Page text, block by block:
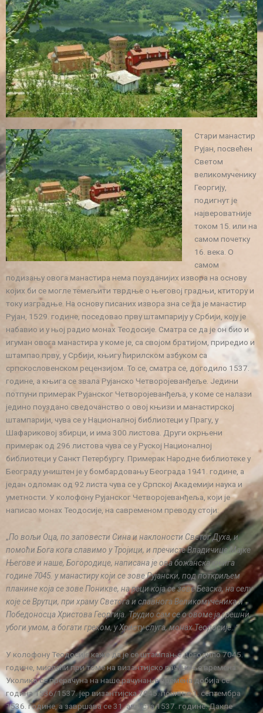
Стари манастир
Рујан, посвећен
Светом
великомученику
Георгију,
подигнут је
највероватније
током 15. или на
самом почетку
16. века. О
самом
подизању овога манастира нема поузданијих извора на основу
којих би се могле темељити тврдње о његовој градњи, ктитору и
току изградње. На основу писаних извора зна се да је манастир
Рујан, 1529. године, поседовао прву штампарију у Србији, коју је
набавио и у њој радио монах Теодосије. Сматра се да је он био и
игуман овога манастира у коме је, са својом братијом, приредио и
штампао прву, у Србији, књигу ћирилском азбуком са
српскословенском рецензијом. То се, сматра се, догодило 1537.
године, а књига се звала Рујанско Четворојеванђеље. Једини
потпуни примерак Рујанског Четворојеванђеља, у коме се налази
једино поуздано сведочанство о овој књизи и манастирској
штампарији, чува се у Националној библиотеци у Прагу, у
Шафариковој збирци, и има 300 листова. Други окрњени
примерак од 296 листова чува се у Руској Националној
библиотеци у Санкт Петербургу. Примерак Народне библиотеке у
Београду уништен је у бомбардовању Београда 1941. године, а
један одломак од 92 листа чува се у Српској Академији наука и
уметности. У колофону Рујанског Четворојеванђеља, који је
написао монах Теодосије, на савременом преводу стоји:
„По вољи Оца, по заповести Сина и наклоности Светог Духа, и
помоћи Бога кога славимо у Тројици, и пречисте Владичице Мајке
Његове и наше, Богородице, написана је ова божанска књига
године 7045. у манастиру који се зове Рујански, под поткриљем
планине која се зове Поникве, на реци која се зове Беаска, на селу
које се Врутци, при храму Светога и славнога Великомученика и
Победоносца Христова Георгија. Трудио сам се о овоме ја грешни,
убоги умом, а богати грехом, у Христу слуга, монах Теодосије…“
У колофону Теодосије каже да је се штампање догодило 7045.
године, мислећи при томе на византијско рачунање времена.
Уколико се прерачуна на наше рачунање времена добија се
година 1536/1537. јер византијска 7045. почиње 1. септембра
1536. године, а завршава се 31. августа 1537. године. Дакле